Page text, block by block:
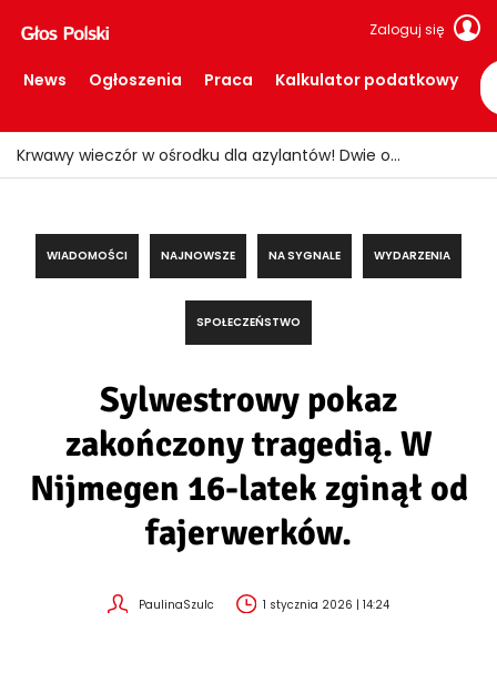
Zaloguj się
News Ogłoszenia Praca Kalkulator podatkowy
Krwawy wieczór w ośrodku dla azylantów! Dwie osoby ranne po ataku nożem
WIADOMOŚCI NAJNOWSZE NA SYGNALE WYDARZENIA
SPOŁECZEŃSTWO
Sylwestrowy pokaz
zakończony tragedią. W
Nijmegen 16-latek zginął od
fajerwerków.
PaulinaSzulc 1 stycznia 2026 | 14:24